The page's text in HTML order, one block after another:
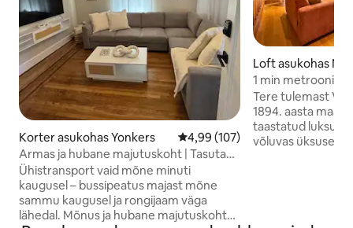
Korter asukohas Yonkers Keskmine hinnang 4,99/5, 107
4,99 (107)
Armas ja hubane majutuskoht | Tasuta
parkimine
Ühistransport vaid mõne minuti
kaugusel – bussipeatus majast mõne
sammu kaugusel ja rongijaam väga
lähedal. Mõnus ja hubane majutuskoht
Loft asukohas
1 min metrooni:
terrass
Tere tulemast
1894. aasta
taastatud
võluvas üksuses